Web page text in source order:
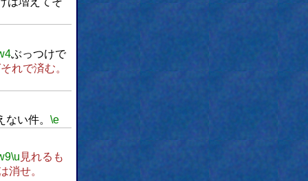
ぶっつけで
れで済む。
い件。 \e
\u 見れるも
消せ。